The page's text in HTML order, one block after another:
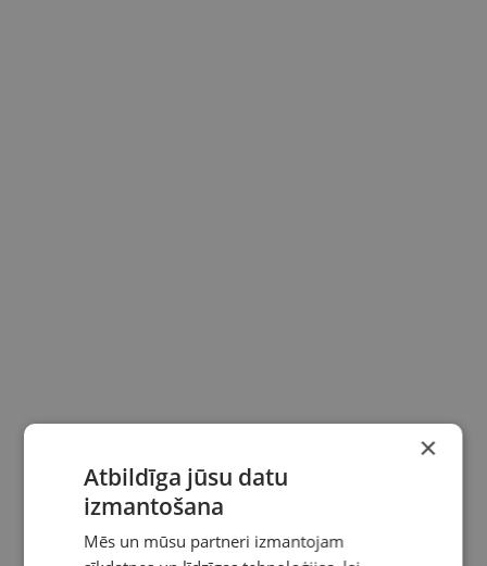
×
Atbildīga jūsu datu
izmantošana
Mēs un mūsu partneri izmantojam